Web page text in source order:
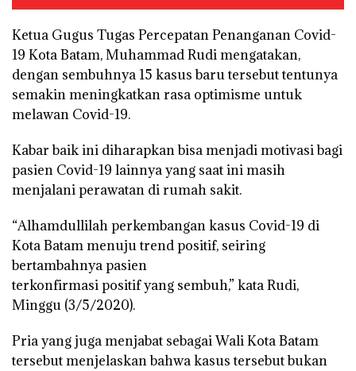
Ketua Gugus Tugas Percepatan Penanganan Covid-
19 Kota Batam, Muhammad Rudi mengatakan,
dengan sembuhnya 15 kasus baru tersebut tentunya
semakin meningkatkan rasa optimisme untuk
melawan Covid-19.
Kabar baik ini diharapkan bisa menjadi motivasi bagi
pasien Covid-19 lainnya yang saat ini masih
menjalani perawatan di rumah sakit.
“Alhamdullilah perkembangan kasus Covid-19 di
Kota Batam menuju trend positif, seiring
bertambahnya pasien
terkonfirmasi positif yang sembuh,” kata Rudi,
Minggu (3/5/2020).
Pria yang juga menjabat sebagai Wali Kota Batam
tersebut menjelaskan bahwa kasus tersebut bukan